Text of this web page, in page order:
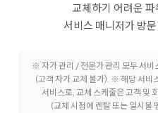
교체하기 어려운
서비스 매니저가 방
※ 자가 관리 / 전문가 관리 모두 서비
(고객 자가 교체 불가). ※ 해당 서비
서비스로, 교체 스케줄은 고객 및
(교체 시점에 렌탈 또는 일시불